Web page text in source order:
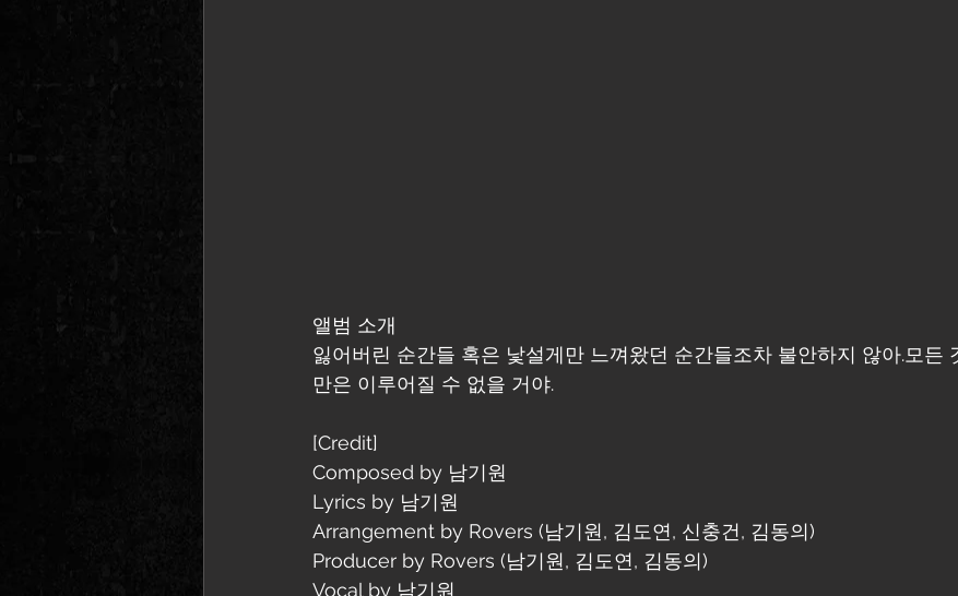
앨범 소개
잃어버린 순간들 혹은 낯설게만 느껴왔던 순간들조차 불안하지 않아.모든
만은 이루어질 수 없을 거야.
[Credit]
Composed by 남기원
Lyrics by 남기원
Arrangement by Rovers (남기원, 김도연, 신충건, 김동의)
Producer by Rovers (남기원, 김도연, 김동의)
Vocal by 남기원